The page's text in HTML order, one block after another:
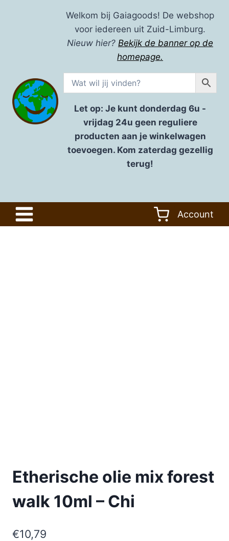
Welkom bij Gaiagoods! De webshop
voor iedereen uit Zuid-Limburg.
Nieuw hier? Bekijk de banner op de
homepage.
Let op: Je kunt donderdag 6u -
vrijdag 24u geen reguliere
producten aan je winkelwagen
toevoegen. Kom zaterdag gezellig
terug!
Account
Etherische olie mix forest
walk 10ml – Chi
€10,79